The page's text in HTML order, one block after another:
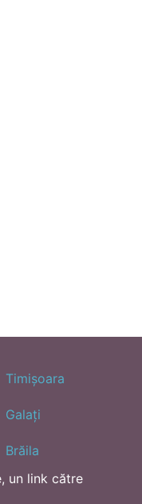
Timișoara
Galați
Brăila
un link către